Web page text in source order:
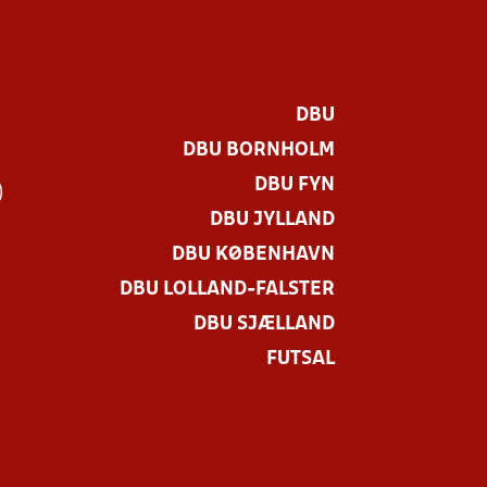
DBU
DBU BORNHOLM
DBU FYN
DBU JYLLAND
DBU KØBENHAVN
DBU LOLLAND-FALSTER
DBU SJÆLLAND
FUTSAL